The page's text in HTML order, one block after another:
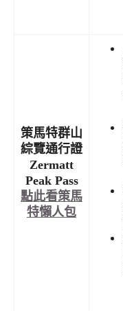
策馬特群山
綜覽通行證
Zermatt
Peak Pass
點此看策馬
特懶人包